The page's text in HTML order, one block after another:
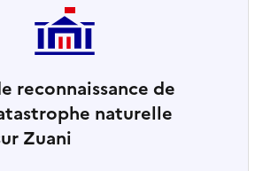
reconnaissance de
naturelle
Zuani